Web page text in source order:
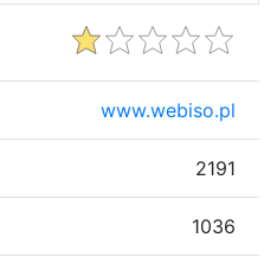
www.webiso.pl
2191
1036